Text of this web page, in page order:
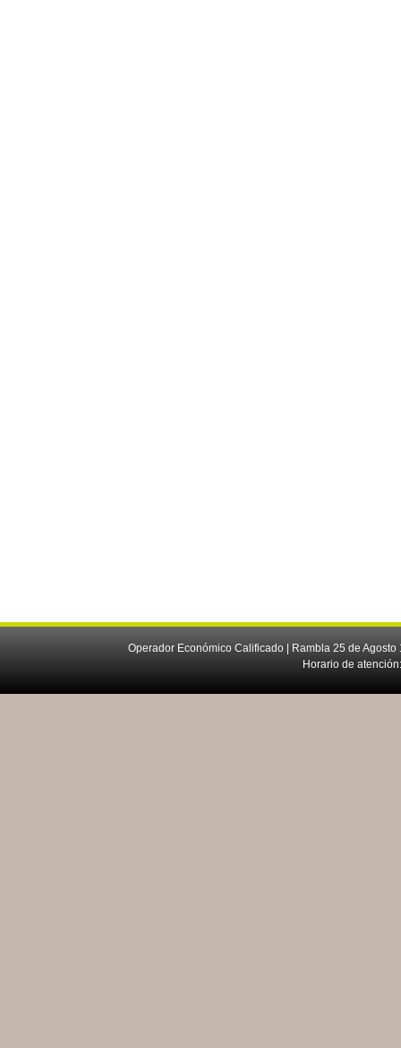
Operador Económico Calificado | Rambla 25 de
Horario de